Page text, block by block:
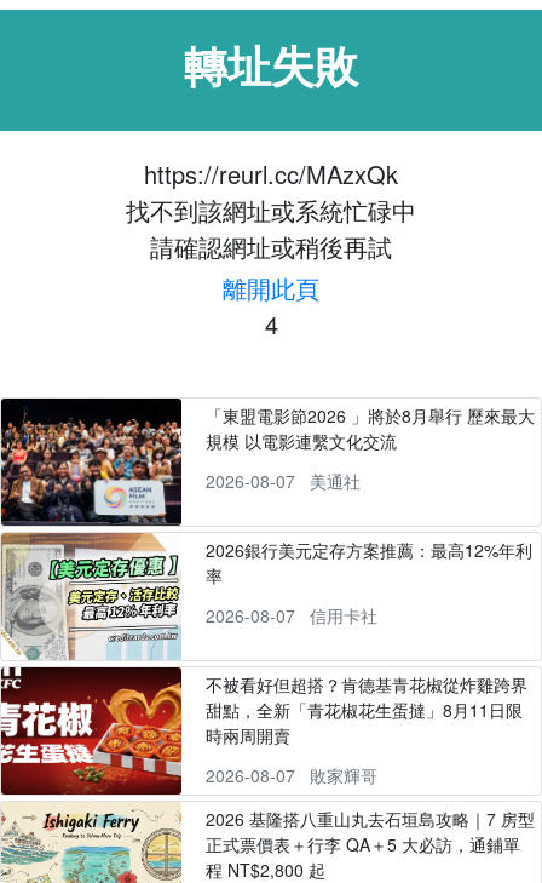
轉址失敗
https://reurl.cc/MAzxQk
找不到該網址或系統忙碌中
請確認網址或稍後再試
離開此頁
4
「東盟電影節2026 」將於8月舉行 歷來最大
規模 以電影連繫文化交流
2026-08-07
美通社
2026銀行美元定存方案推薦：最高12%年利
率
2026-08-07
信用卡社
不被看好但超搭？肯德基青花椒從炸雞跨界
甜點，全新「青花椒花生蛋撻」8月11日限
時兩周開賣
2026-08-07
敗家輝哥
2026 基隆搭八重山丸去石垣島攻略｜7 房型
正式票價表＋行李 QA＋5 大必訪，通鋪單
程 NT$2,800 起